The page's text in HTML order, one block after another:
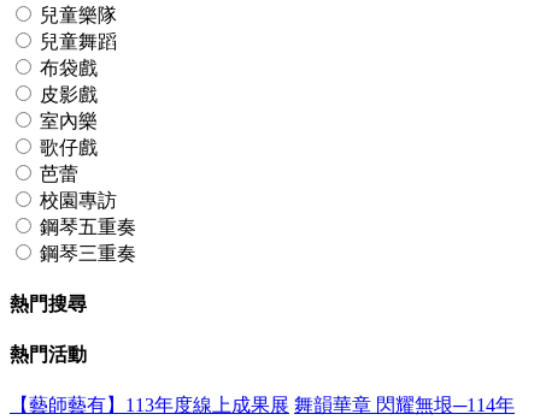
兒童樂隊
兒童舞蹈
布袋戲
皮影戲
室內樂
歌仔戲
芭蕾
校園專訪
鋼琴五重奏
鋼琴三重奏
熱門搜尋
熱門活動
【藝師藝有】113年度線上成果展 舞韻華章 閃耀無垠─114年